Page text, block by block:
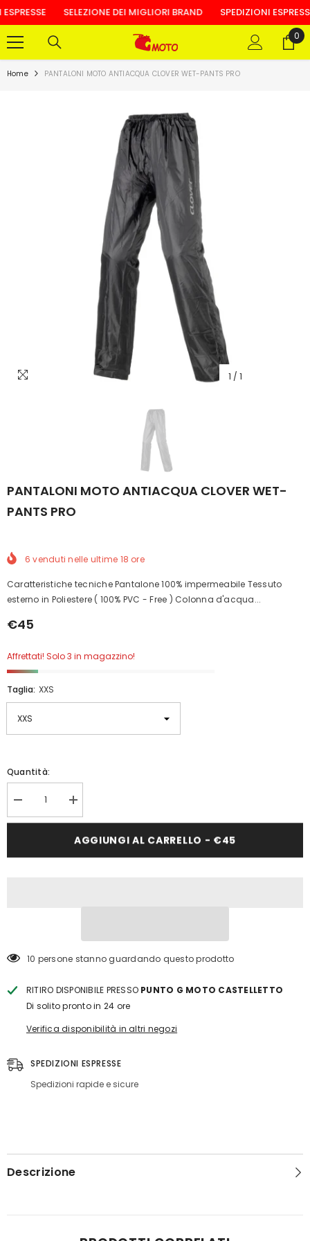
VAI AL CONTENUTO
SELEZIONE DEI MIGLIORI BRAND SPEDIZIONI ESPRESSE
0
0
Home PANTALONI MOTO ANTIACQUA CLOVER WET-PANTS PRO
1 / 1
PANTALONI MOTO ANTIACQUA CLOVER WET-
PANTS PRO
6 venduti nelle ultime 18 ore
Caratteristiche tecniche Pantalone 100% impermeabile Tessuto
esterno in Poliestere ( 100% PVC - Free ) Colonna d'acqua...
€45
Affrettati! Solo 3 in magazzino!
Taglia: XXS
Quantità:
Diminuisci
quantità
per
ANTIACQUA
Aumenta
quantità
per
PANTALONI
MOTO
ANTIACQUA
AGGIUNGI AL CARRELLO - €45
112 persone stanno guardando questo prodotto
RITIRO DISPONIBILE PRESSO PUNTO G MOTO CASTELLETTO
Di solito pronto in 24 ore
Verifica disponibilità in altri negozi
SPEDIZIONI ESPRESSE
Spedizioni rapide e sicure
Descrizione